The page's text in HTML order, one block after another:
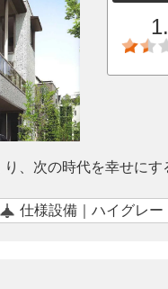
、次の時代を幸せに
仕様設備｜ハイグレー